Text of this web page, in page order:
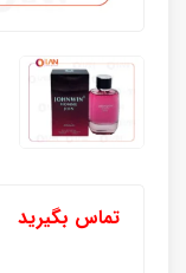
تماس بگیرید